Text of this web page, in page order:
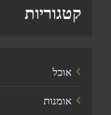
קטגוריות
אוכל
אומנות